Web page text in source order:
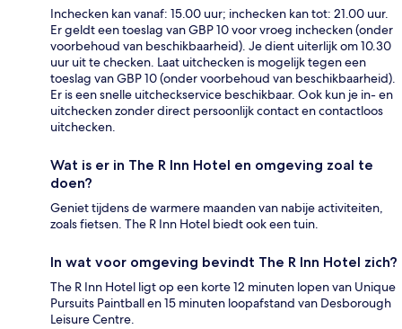
Inchecken kan vanaf: 15.00 uur; inchecken kan tot: 21.00 uur.
Er geldt een toeslag van GBP 10 voor vroeg inchecken (onder
voorbehoud van beschikbaarheid). Je dient uiterlijk om 10.30
uur uit te checken. Laat uitchecken is mogelijk tegen een
toeslag van GBP 10 (onder voorbehoud van beschikbaarheid).
Er is een snelle uitcheckservice beschikbaar. Ook kun je in- en
uitchecken zonder direct persoonlijk contact en contactloos
uitchecken.
Wat is er in The R Inn Hotel en omgeving zoal te
doen?
Geniet tijdens de warmere maanden van nabije activiteiten,
zoals fietsen. The R Inn Hotel biedt ook een tuin.
In wat voor omgeving bevindt The R Inn Hotel zich?
The R Inn Hotel ligt op een korte 12 minuten lopen van Unique
Pursuits Paintball en 15 minuten loopafstand van Desborough
Leisure Centre.